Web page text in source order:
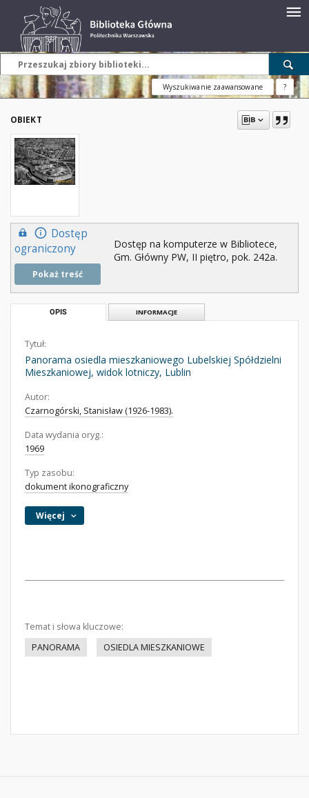
Wyszukiwanie zaawansowane ?
OBIEKT
Dostęp
ograniczony
Pokaż treść
Dostęp na komputerze w Bibliotece,
Gm. Główny PW, II piętro, pok. 242a.
OPIS INFORMACJE
Tytuł:
Panorama osiedla mieszkaniowego Lubelskiej Spółdzielni
Mieszkaniowej, widok lotniczy, Lublin
Autor:
Czarnogórski, Stanisław (1926-1983).
Data wydania oryg.:
1969
Typ zasobu:
dokument ikonograficzny
Więcej
Temat i słowa kluczowe:
PANORAMA
OSIEDLA MIESZKANIOWE